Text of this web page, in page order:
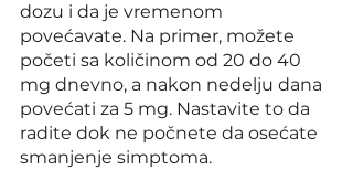
dozu i da je vremenom
povećavate. Na primer, možete
početi sa količinom od 20 do 40
mg dnevno, a nakon nedelju dana
povećati za 5 mg. Nastavite to da
radite dok ne počnete da osećate
smanjenje simptoma.